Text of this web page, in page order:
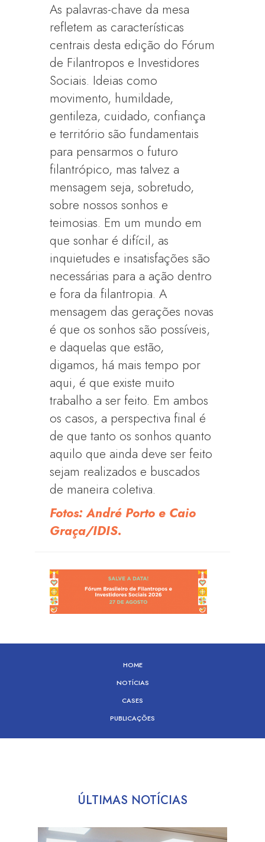
As palavras-chave da mesa
refletem as características
centrais desta edição do Fórum
de Filantropos e Investidores
Sociais. Ideias como
movimento, humildade,
gentileza, cuidado, confiança
e território são fundamentais
para pensarmos o futuro
filantrópico, mas talvez a
mensagem seja, sobretudo,
sobre nossos sonhos e
teimosias. Em um mundo em
que sonhar é difícil, as
inquietudes e insatisfações são
necessárias para a ação dentro
e fora da filantropia. A
mensagem das gerações novas
é que os sonhos são possíveis,
e daquelas que estão,
digamos, há mais tempo por
aqui, é que existe muito
trabalho a ser feito. Em ambos
os casos, a perspectiva final é
de que tanto os sonhos quanto
aquilo que ainda deve ser feito
sejam realizados e buscados
de maneira coletiva.
Fotos: André Porto e Caio
Graça/IDIS.
HOME
NOTÍCIAS
CASES
PUBLICAÇÕES
ÚLTIMAS NOTÍCIAS